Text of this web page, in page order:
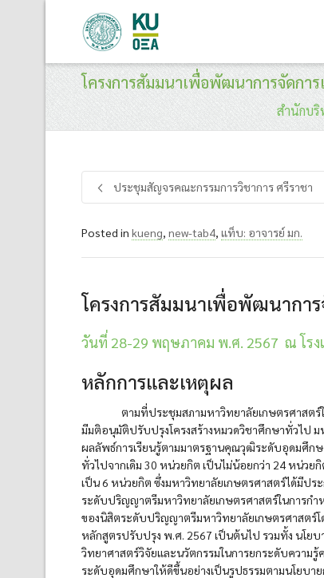
โครงการสัมมนาเพื่อพัฒนาการจัดกา
สำนักบริ
ประชุมสัญจรคณะกรรมการวิชาการ ศรีราชา
Posted in kueng, new-tab4, แท็บ: อาจารย์ มก.
โครงการสัมมนาเพื่อพัฒนากา
วันที่ 28-29 พฤษภาคม พ.ศ. 2567 ณ โร
หลักการและเหตุผล
ตามที่ประชุมสภามหาวิทยาลัยเกษตรศาสต
มีมติอนุมัติปรับปรุงโครงสร้างหมวดวิชาศึกษาทั่วไป
ผลลัพธ์การเรียนรู้ตามมาตรฐานคุณวุฒิระดับอุดมศึก
ทั่วไปจากเดิม 30 หน่วยกิต เป็นไม่น้อยกว่า 24 หน่วย
เป็น 6 หน่วยกิต ซึ่งมหาวิทยาลัยเกษตรศาสตร์ได้มีปร
ระดับปริญญาตรีมหาวิทยาลัยเกษตรศาสตร์ในการกํา
ของนิสิตระดับปริญญาตรีมหาวิทยาลัยเกษตรศาสตร์
หลักสูตรปรับปรุง พ.ศ. 2567 เป็นต้นไป รวมทั้ง นโย
วิทยาศาสตร์วิจัยและนวัตกรรมในการยกระดับความรู้
ระดับอุดมศึกษาให้ดีขึ้นอย่างเป็นรูปธรรมตามนโยบาย